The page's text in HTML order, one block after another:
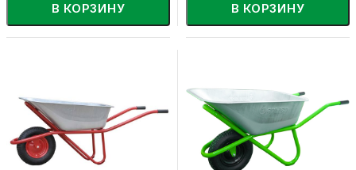
В КОРЗИНУ В КОРЗИНУ